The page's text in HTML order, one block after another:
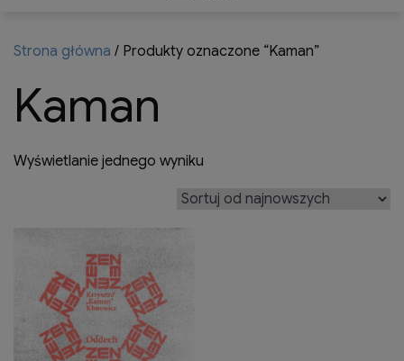
Strona główna / Produkty oznaczone “Kaman”
Kaman
Wyświetlanie jednego wyniku